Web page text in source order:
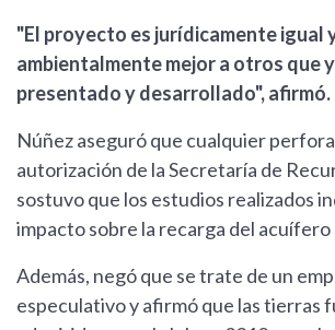
"El proyecto es jurídicamente igual
ambientalmente mejor a otros que
presentado y desarrollado", afirmó.
Núñez aseguró que cualquier
autorización de la Secretaría de
sostuvo que los estudios realizados
impacto sobre la recarga del acuífero
Además, negó que se trate de un
especulativo y afirmó que las tierras